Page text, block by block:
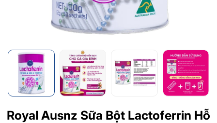
Royal Ausnz Sữa Bột Lactoferrin Hỗ